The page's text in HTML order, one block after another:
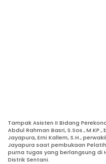
Tampak Asisten II Bidang
Abdul Rahman Basri, S.Sos.,
Jayapura, Erni Kallem, S.H.,
Jayapura saat pembukaan
purna tugas yang berlangsung di
Distrik Sentani.